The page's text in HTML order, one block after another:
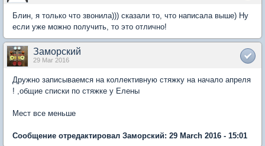
Блин, я только что звонила))) сказали то, что написала выше) Ну
если уже можно получить, то это отлично!
Заморский
29 Mar 2016
Дружно записываемся на коллективную стяжку на начало апреля
! ,общие списки по стяжке у Елены
Мест все меньше
Сообщение отредактировал Заморский: 29 March 2016 - 15:01